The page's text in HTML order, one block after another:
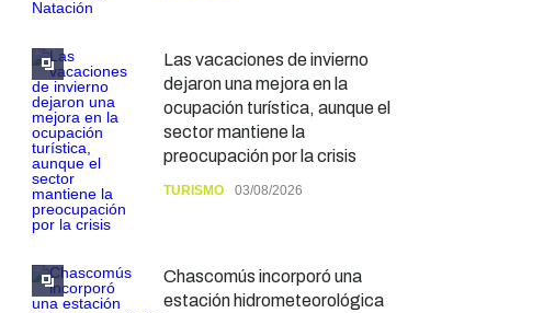
Las vacaciones de invierno
dejaron una mejora en la
ocupación turística, aunque el
sector mantiene la
preocupación por la crisis
TURISMO 03/08/2026
Chascomús incorporó una
estación hidrometeorológica